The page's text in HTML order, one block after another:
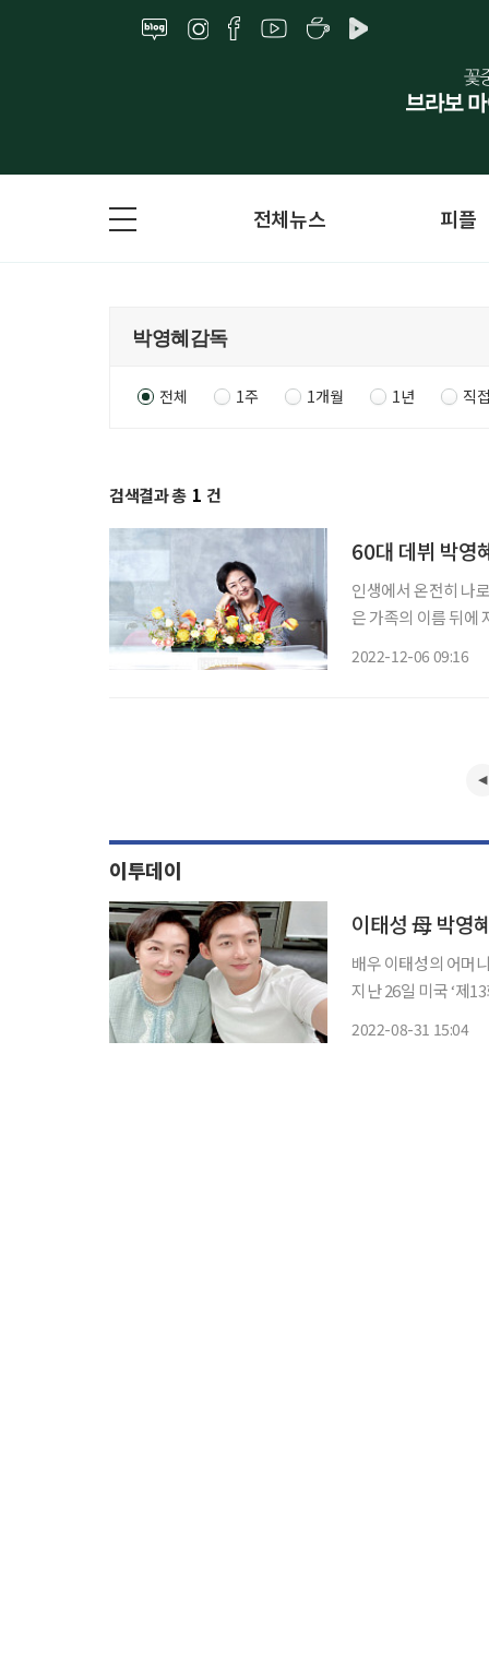
전체뉴스 피플
전체 1주 1개월 1년 직
검색결과 총 1 건
60대 데뷔 박영
인생에서 온전히 나
은 가족의 이름 뒤에
2022-12-06 09:16
이투데이
이태성 母 박영
배우 이태성의 어머
지난 26일 미국 ‘제
2022-08-31 15:04